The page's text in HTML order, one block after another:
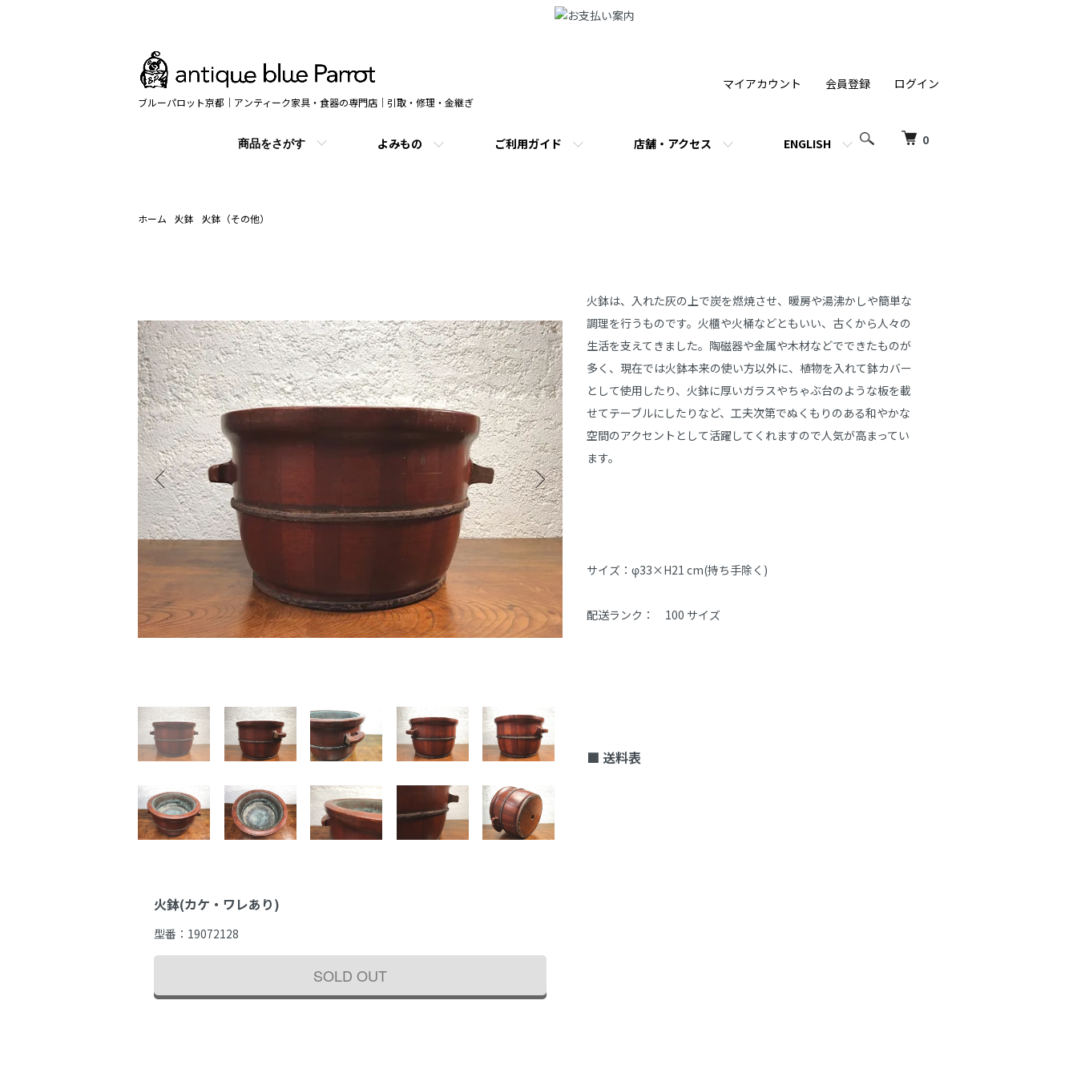
ブルーパロット京都｜アンティーク家具・食器の専門店｜引取・修理・金継ぎ
0
商品をさがす よみもの ご利用ガイド 店舗・アクセス ENGLISH
マイアカウント 会員登録 ログイン
ホーム 火鉢 火鉢（その他）
火鉢(カケ・ワレあり)
型番： 19072128
SOLD OUT
火鉢は、入れた灰の上で炭を燃焼させ、暖房や湯沸かしや簡単な
調理を行うものです。火櫃や火桶などともいい、古くから人々の
生活を支えてきました。陶磁器や金属や木材などでできたものが
多く、現在では火鉢本来の使い方以外に、植物を入れて鉢カバー
として使用したり、火鉢に厚いガラスやちゃぶ台のような板を載
せてテーブルにしたりなど、工夫次第でぬくもりのある和やかな
空間のアクセントとして活躍してくれますので人気が高まってい
サイズ：φ33×H21 cm(持ち手除く)
配送ランク：　100 サイズ
■ 送料表